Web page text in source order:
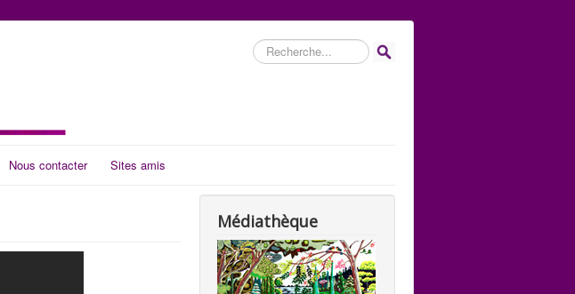
Rechercher
Nous contacter Sites amis
Médiathèque